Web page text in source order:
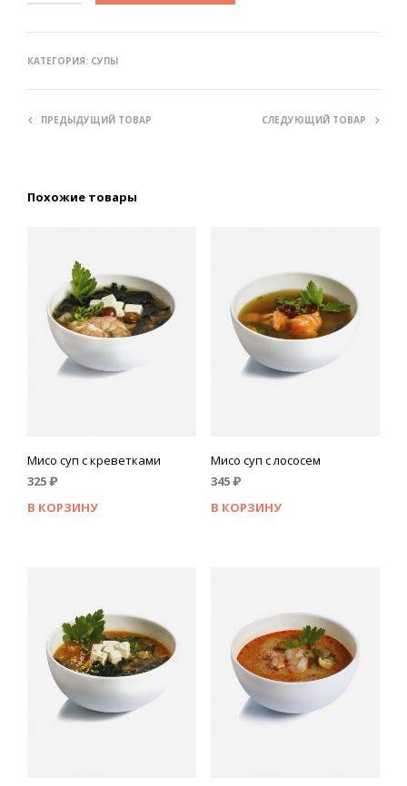
КАТЕГОРИЯ: СУПЫ
ПРЕДЫДУЩИЙ ТОВАР СЛЕДУЮЩИЙ ТОВАР
Похожие товары
Мисо суп с креветками
325₽
В КОРЗИНУ
Мисо суп с лососем
345₽
В КОРЗИНУ